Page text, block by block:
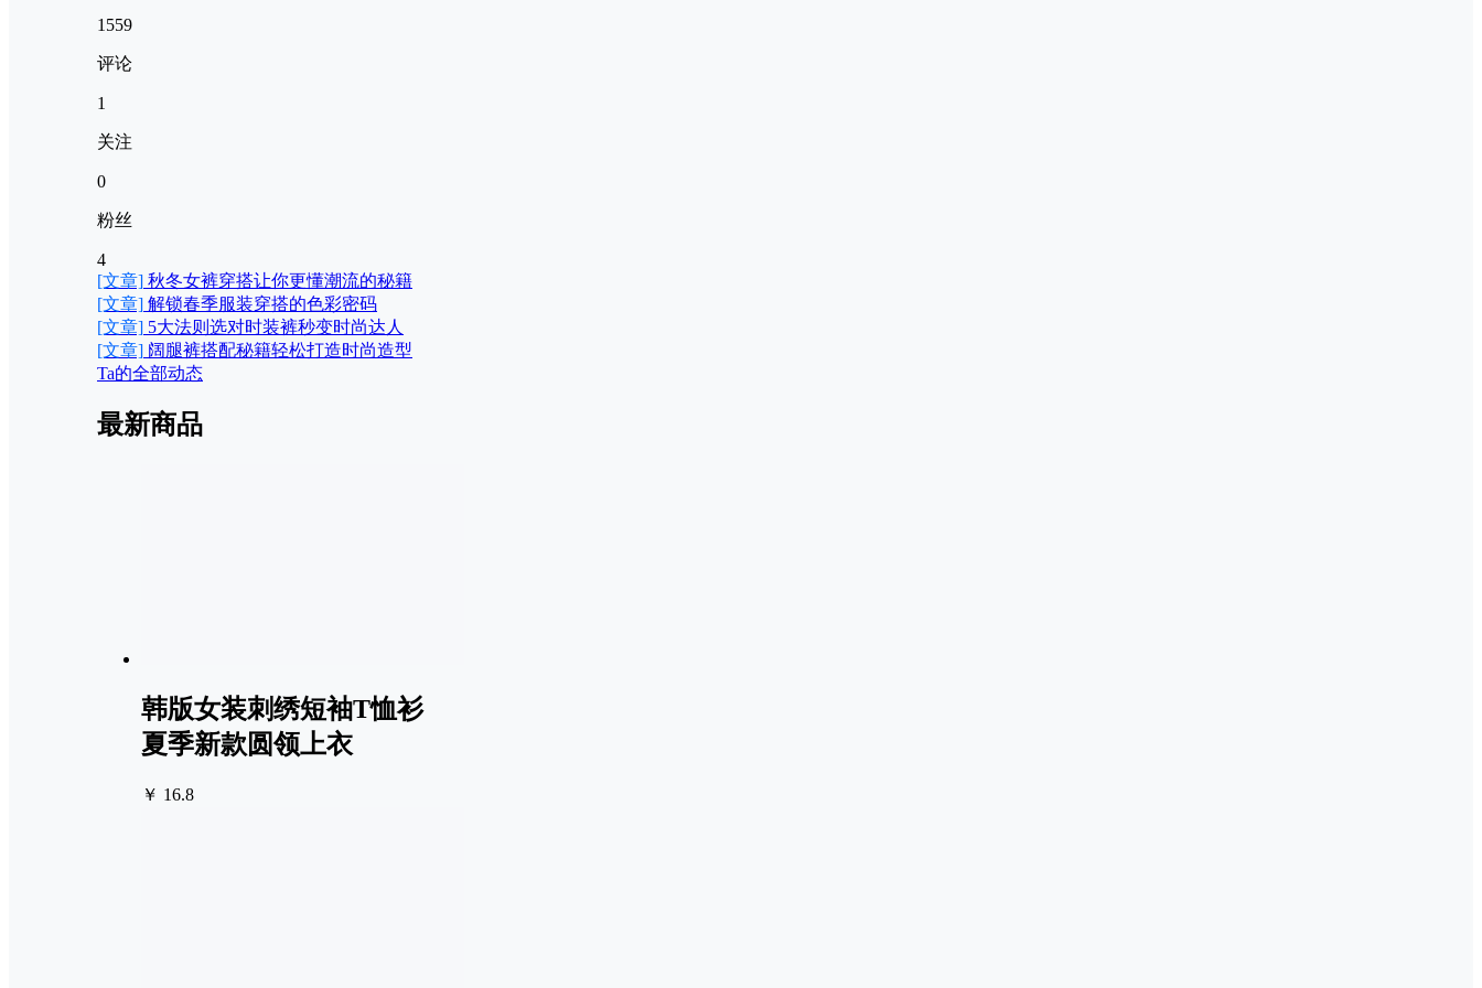
1559
评论
1
关注
0
粉丝
4
[文章] 秋冬女裤穿搭让你更懂潮流的秘籍
[文章] 解锁春季服装穿搭的色彩密码
[文章] 5大法则选对时装裤秒变时尚达人
[文章] 阔腿裤搭配秘籍轻松打造时尚造型
Ta的全部动态
最新商品
韩版女装刺绣短袖T恤衫
夏季新款圆领上衣
￥ 16.8